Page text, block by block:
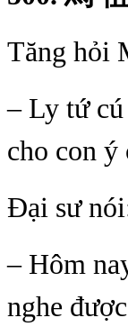
Tăng hỏi
– Ly tứ
cho con ý
Ðại sư
– Hôm
nghe